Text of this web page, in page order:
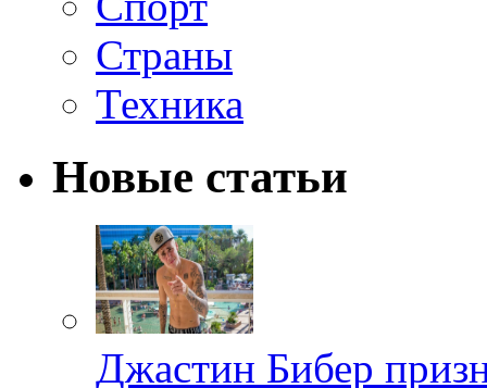
Страны
Техника
Новые статьи
Джастин Бибер